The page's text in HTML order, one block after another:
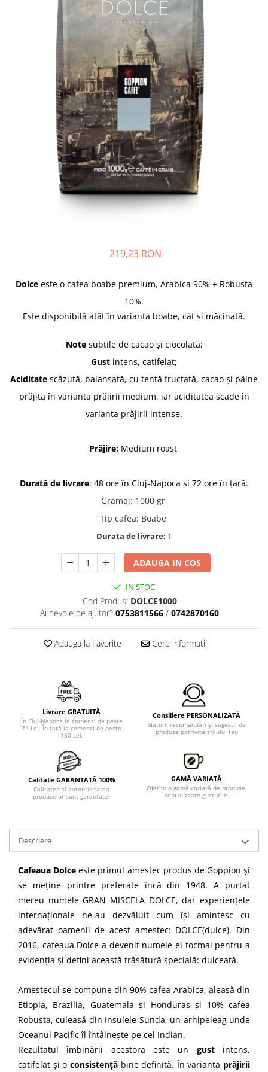
219,23 RON
Dolce este o cafea boabe premium, Arabica 90% + Robusta
10%.
Este disponibilă atât în varianta boabe, cât și măcinată.
Notesubtile de cacao și ciocolată;
Gust intens, catifelat;
Aciditate scăzută, balansată, cu tentă fructată, cacao și pâine
prăjită în varianta prăjirii medium, iar aciditatea scade în
varianta prăjirii intense.
Prăjire:Medium roast
Durată de livrare: 48 ore în Cluj-Napoca și 72 ore în țară.
Gramaj: 1000 gr
Tip cafea: Boabe
Durata de livrare: 1
ADAUGA IN COS
IN STOC
Cod Produs: DOLCE1000
Ai nevoie de ajutor? 0753811566 / 0742870160
Adauga la Favorite Cere informatii
Livrare GRATUITĂ
În Cluj-Napoca la comenzi de peste
74 Lei. În ţară la comenzi de peste
150 Lei.
Consiliere PERSONALIZATĂ
Sfaturi, recomandări şi sugestii de
produse potrivite stilului tău
Calitate GARANTATĂ 100%
Calitatea şi autenticitatea
produselor sunt garantate!
GAMĂ VARIATĂ
Oferim o gamă variată de produse,
pentru toate gusturile.
Descriere
Cafeaua Dolce este primul amestec produs de Goppion și
se meține printre preferate încă din 1948. A purtat
mereu numele GRAN MISCELA DOLCE, dar experiențele
internaționale ne-au dezvăluit cum își amintesc cu
adevărat oamenii de acest amestec: DOLCE(dulce). Din
2016, cafeaua Dolce a devenit numele ei tocmai pentru a
evidenția și defini această trăsătură specială: dulceață.
Amestecul se compune din 90% cafea Arabica, aleasă din
Etiopia, Brazilia, Guatemala şi Honduras şi 10% cafea
Robusta, culeasă din Insulele Sunda, un arhipeleag unde
Oceanul Pacific îl întâlneşte pe cel Indian.
Rezultatul îmbinării acestora este un gust intens,
catifelat şi o consistenţăbine definită. În varianta prăjirii